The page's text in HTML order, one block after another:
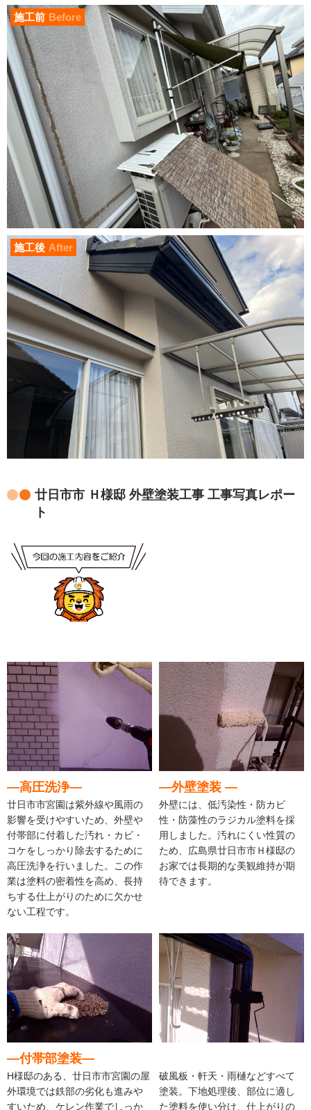
施工前 Before
施工後 After
廿日市市 Ｈ様邸 外壁塗装工事 工事写真レポー
ト
―高圧洗浄―
廿日市市宮園は紫外線や風雨の
影響を受けやすいため、外壁や
付帯部に付着した汚れ・カビ・
コケをしっかり除去するために
高圧洗浄を行いました。この作
業は塗料の密着性を高め、長持
ちする仕上がりのために欠かせ
ない工程です。
―外壁塗装 ―
外壁には、低汚染性・防カビ
性・防藻性のラジカル塗料を採
用しました。汚れにくい性質の
ため、広島県廿日市市Ｈ様邸の
お家では長期的な美観維持が期
待できます。
―付帯部塗装―
H様邸のある、廿日市市宮園の屋
外環境では鉄部の劣化も進みや
すいため、ケレン作業でしっか
破風板・軒天・雨樋などすべて
塗装。下地処理後、部位に適し
た塗料を使い分け、仕上がりの